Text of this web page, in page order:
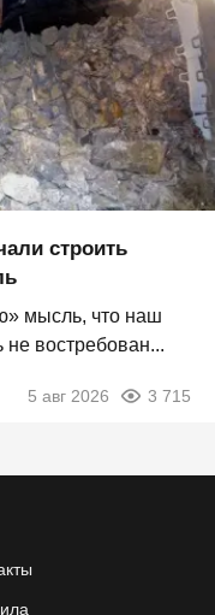
строить
мысль, что наш
не востребован...
5 авг 2026 3 715